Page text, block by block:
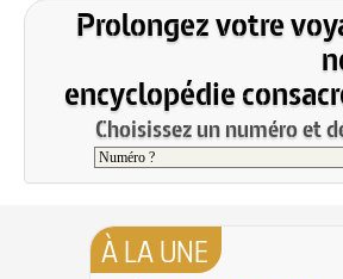
Prolongez votre
encyclopédie
Choisissez un numéro et
À LA UNE